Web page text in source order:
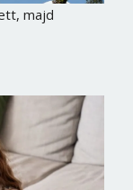
majd